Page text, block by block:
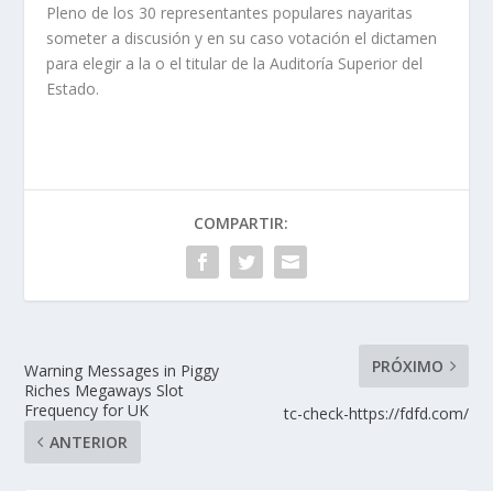
Pleno de los 30 representantes populares nayaritas
someter a discusión y en su caso votación el dictamen
para elegir a la o el titular de la Auditoría Superior del
Estado.
COMPARTIR:
Warning Messages in Piggy
Riches Megaways Slot
Frequency for UK
ANTERIOR
PRÓXIMO
tc-check-https://fdfd.com/